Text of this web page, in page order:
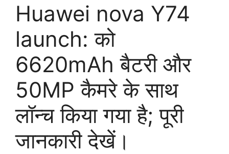
Huawei nova Y74
launch: को
6620mAh बैटरी और
50MP कैमरे के साथ
लॉन्च किया गया है; पूरी
जानकारी देखें।